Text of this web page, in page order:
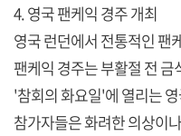
4. 영국 팬케익 경주 개최
영국 런던에서 전통적인 팬
팬케익 경주는 부활절 전
'참회의 화요일'에 열리는
참가자들은 화려한 의상이